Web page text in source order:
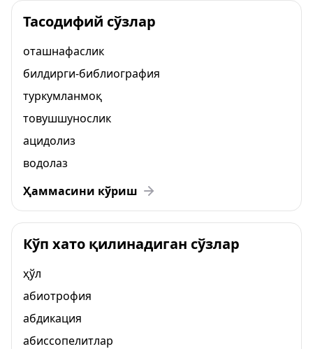
Тасодифий сўзлар
оташнафаслик
билдирги-библиография
туркумланмоқ
товушшунослик
ацидолиз
водолаз
Ҳаммасини кўриш
Кўп хато қилинадиган сўзлар
ҳўл
абиотрофия
абдикация
абиссопелитлар